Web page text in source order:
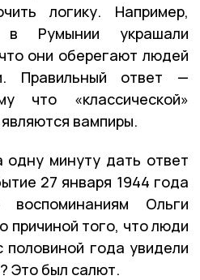
логику. Например,
Румынии украшали
они оберегают людей
Правильный ответ —
что «классической»
вампиры.
одну минуту дать ответ
27 января 1944 года
Ольги
причиной того, что люди
половиной года увидели
Это был салют.